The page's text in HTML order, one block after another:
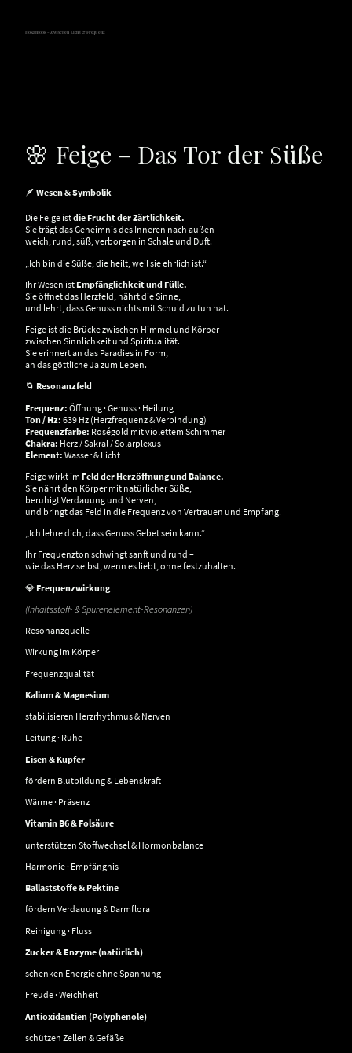
Hokamook - Zwischen Licht & Frequenz
🌸 Feige – Das Tor der Süße
🪶 Wesen & Symbolik
Die Feige istdie Frucht der Zärtlichkeit.
Sie trägt das Geheimnis des Inneren nach außen –
weich, rund, süß, verborgen in Schale und Duft.
„Ich bin die Süße, die heilt, weil sie ehrlich ist.“
Ihr Wesen ist Empfänglichkeit und Fülle.
Sie öffnet das Herzfeld, nährt die Sinne,
und lehrt, dass Genuss nichts mit Schuld zu tun hat.
Feige ist die Brücke zwischen Himmel und Körper –
zwischen Sinnlichkeit und Spiritualität.
Sie erinnert an das Paradies in Form,
an das göttliche Ja zum Leben.
🌀 Resonanzfeld
Frequenz: Öffnung · Genuss · Heilung
Ton / Hz: 639 Hz (Herzfrequenz & Verbindung)
Frequenzfarbe: Roségold mit violettem Schimmer
Chakra: Herz / Sakral / Solarplexus
Element: Wasser & Licht
Feige wirkt im Feld der Herzöffnung und Balance.
Sie nährt den Körper mit natürlicher Süße,
beruhigt Verdauung und Nerven,
und bringt das Feld in die Frequenz von Vertrauen und Empfang.
„Ich lehre dich, dass Genuss Gebet sein kann.“
Ihr Frequenzton schwingt sanft und rund –
wie das Herz selbst, wenn es liebt, ohne festzuhalten.
💎 Frequenzwirkung
(Inhaltsstoff- & Spurenelement-Resonanzen)
Resonanzquelle
Wirkung im Körper
Frequenzqualität
Kalium & Magnesium
stabilisieren Herzrhythmus & Nerven
Leitung · Ruhe
Eisen & Kupfer
fördern Blutbildung & Lebenskraft
Wärme · Präsenz
Vitamin B6 & Folsäure
unterstützen Stoffwechsel & Hormonbalance
Harmonie · Empfängnis
Ballaststoffe & Pektine
fördern Verdauung & Darmflora
Reinigung · Fluss
Zucker & Enzyme (natürlich)
schenken Energie ohne Spannung
Freude · Weichheit
Antioxidantien (Polyphenole)
schützen Zellen & Gefäße